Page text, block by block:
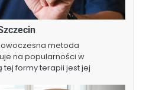
metoda
na popularności w
tej formy terapii jest jej